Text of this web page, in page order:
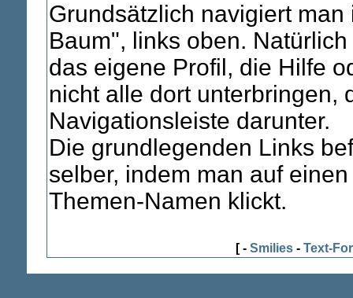
Grundsätzlich navigiert
Baum", links oben.
das eigene Profil, die Hilfe
nicht alle dort unterbringen,
Navigationsleiste darunter.
Die grundlegenden Links
selber, indem man auf
Themen-Namen klickt.
[ - Smilies - Text-